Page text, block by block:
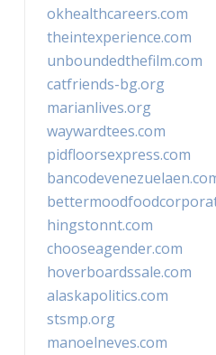
okhealthcareers.com
theintexperience.com
unboundedthefilm.com
catfriends-bg.org
marianlives.org
waywardtees.com
pidfloorsexpress.com
hingstonnt.com
chooseagender.com
hoverboardssale.com
alaskapolitics.com
stsmp.org
manoelneves.com